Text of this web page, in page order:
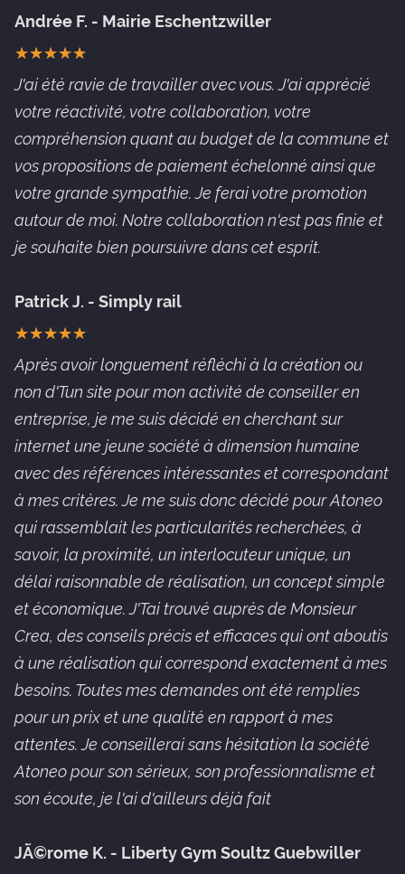
Andrée F. - Mairie Eschentzwiller
★★★★★
★★★★★
J'ai été ravie de travailler avec vous. J'ai apprécié
votre réactivité, votre collaboration, votre
compréhension quant au budget de la commune et
vos propositions de paiement échelonné ainsi que
votre grande sympathie. Je ferai votre promotion
autour de moi. Notre collaboration n'est pas finie et
je souhaite bien poursuivre dans cet esprit.
Patrick J. - Simply rail
★★★★★
★★★★★
Après avoir longuement réfléchi à la création ou
non d'Tun site pour mon activité de conseiller en
entreprise, je me suis décidé en cherchant sur
internet une jeune société à dimension humaine
avec des références intéressantes et correspondant
à mes critères. Je me suis donc décidé pour Atoneo
qui rassemblait les particularités recherchées, à
savoir, la proximité, un interlocuteur unique, un
délai raisonnable de réalisation, un concept simple
et économique. J'Tai trouvé auprès de Monsieur
Crea, des conseils précis et efficaces qui ont aboutis
à une réalisation qui correspond exactement à mes
besoins. Toutes mes demandes ont été remplies
pour un prix et une qualité en rapport à mes
attentes. Je conseillerai sans hésitation la société
Atoneo pour son sérieux, son professionnalisme et
son écoute, je l'ai d'ailleurs déjà fait
JÃ©rome K. - Liberty Gym Soultz Guebwiller